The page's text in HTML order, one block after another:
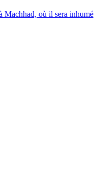
où il sera inhumé